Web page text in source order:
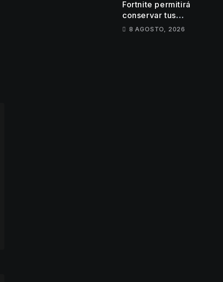
Fortnite permitirá
conservar tus
Espíritus en el
8 AGOSTO, 2026